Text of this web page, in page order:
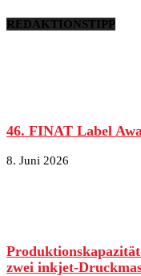
REDAKTIONSTIPP
46. FINAT Label
8. Juni 2026
zwei inkjet-